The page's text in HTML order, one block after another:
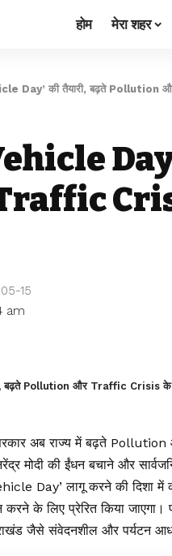
होम मेरा शहर
Day’ की तैयारी, बढ़ते
am
15
बढ़ते Pollution और Traffic Crisis के
अब राज्य में बढ़ते
मोदी की ईंधन बचाने और
Day’ लागू करने की दिशा में
के लिए प्रेरित किया जाएगा।
जैसे संवेदनशील और पर्यटन